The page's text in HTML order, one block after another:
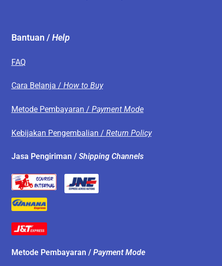
Bantuan /Help
FAQ
Cara Belanja / How to Buy
Metode Pembayaran / Payment Mode
Kebijakan Pengembalian / Return Policy
Jasa Pengiriman / Shipping Channels
Metode Pembayaran / Payment Mode